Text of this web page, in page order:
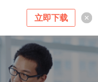
立即下载